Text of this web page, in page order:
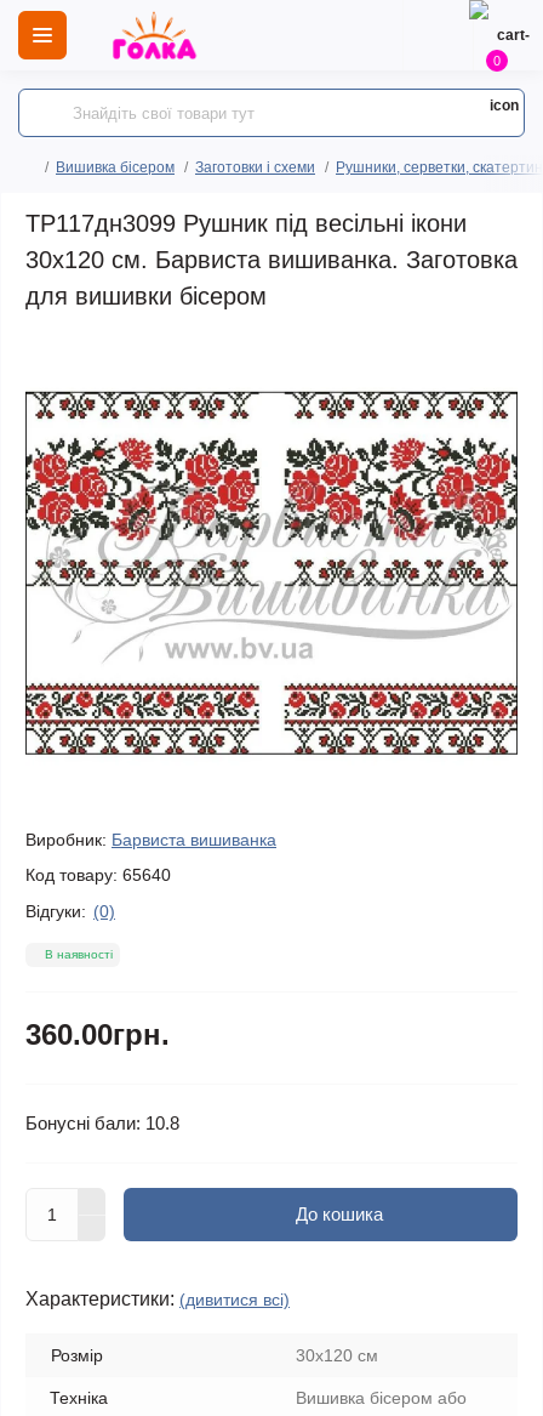
0
Вишивка бісером Заготовки і схеми Рушники, серветки,
ТР117дн3099 Рушник під весільні ікони
30х120 см. Барвиста вишиванка. Заготовка
для вишивки бісером
Виробник: Барвиста вишиванка
Код товару: 65640
Відгуки: (0)
В наявності
360.00грн.
Бонусні бали: 10.8
До кошика
Характеристики: (дивитися всі)
Розмір 30х120 см
Техніка
Вишивка бісером або